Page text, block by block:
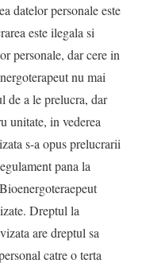
datelor personale este
este ilegala si
personale, dar cere in
nu mai
de a le prelucra, dar
unitate, in vederea
s-a opus prelucrarii
pana la
Dreptul la
are dreptul sa
catre o terta